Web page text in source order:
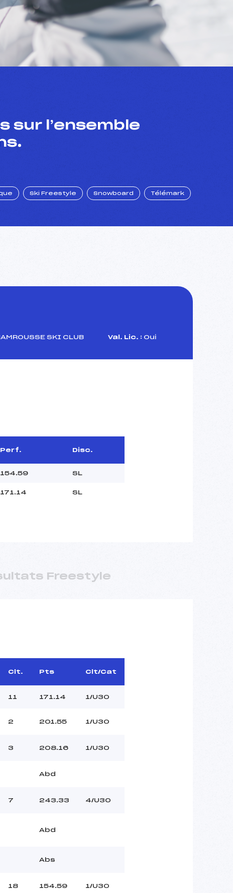
sur l’ensemble
Ski Freestyle Snowboard Télémark
SKI CLUB Val. Lic. : Oui
Perf. Disc.
154.59 SL
171.14 SL
Freestyle
Clt. Pts Clt/Cat
11 171.14 1/U30
2 201.55 1/U30
3 208.16 1/U30
Abd
7 243.33 4/U30
Abd
Abs
18 154.59 1/U30